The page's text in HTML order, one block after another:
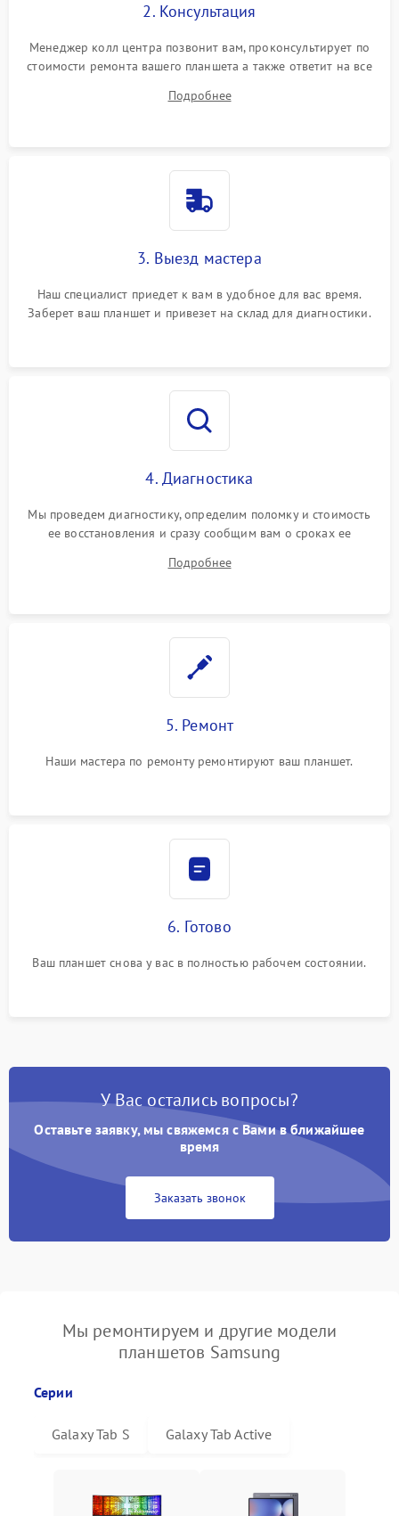
Питание и аккумулятор
2. Консультация
Менеджер колл центра позвонит вам, проконсультирует по
стоимости ремонта вашего планшета а также ответит на все
Подробнее
3. Выезд мастера
Наш специалист приедет к вам в удобное для вас время.
Заберет ваш планшет и привезет на склад для диагностики.
4. Диагностика
Мы проведем диагностику, определим поломку и стоимость
ее восстановления и сразу сообщим вам о сроках ее
Подробнее
5. Ремонт
Наши мастера по ремонту ремонтируют ваш планшет.
6. Готово
Ваш планшет снова у вас в полностью рабочем состоянии.
У Вас остались вопросы?
Оставьте заявку, мы свяжемся с Вами в ближайшее
время
Заказать звонок
Мы ремонтируем и другие модели
планшетов Samsung
Серии
Galaxy Tab S Galaxy Tab Active